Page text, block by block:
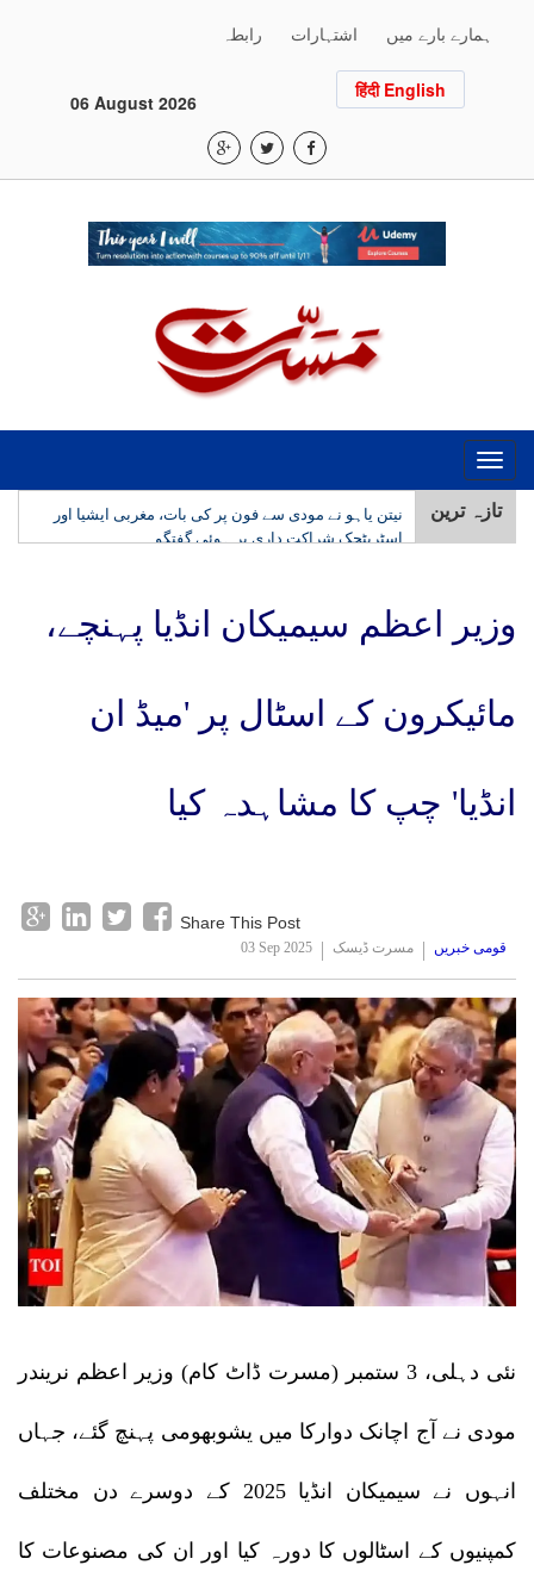
ہمارے بارے میں اشتہارات رابطہ
06 August 2026
हिंदी English
Toggle
navigation
تازہ ترین
نیتن یاہو نے مودی سے فون پر کی بات، مغربی ایشیا اور
اسٹریٹجک شراکت داری پر ہوئی گفتگو
وزیر اعظم سیمیکان انڈیا پہنچے،
مائیکرون کے اسٹال پر 'میڈ ان
انڈیا' چپ کا مشاہدہ کیا
Share This Post
03 Sep 2025 مسرت ڈیسک قومی خبریں
نئی دہلی، 3 ستمبر (مسرت ڈاٹ کام) وزیر اعظم نریندر
مودی نے آج اچانک دوارکا میں یشوبھومی پہنچ گئے، جہاں
انہوں نے سیمیکان انڈیا 2025 کے دوسرے دن مختلف
کمپنیوں کے اسٹالوں کا دورہ کیا اور ان کی مصنوعات کا